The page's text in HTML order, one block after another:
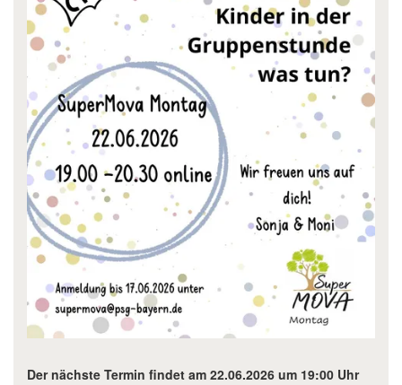
Der nächste Termin findet am 22.06.2026 um 19:00 Uhr